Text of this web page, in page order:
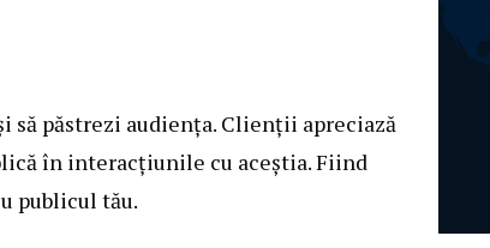
să păstrezi audiența. Clienții apreciază
în interacțiunile cu aceștia. Fiind
publicul tău.